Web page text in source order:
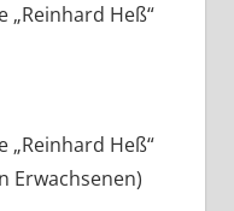
„Reinhard Heß“
„Reinhard Heß“
Erwachsenen)